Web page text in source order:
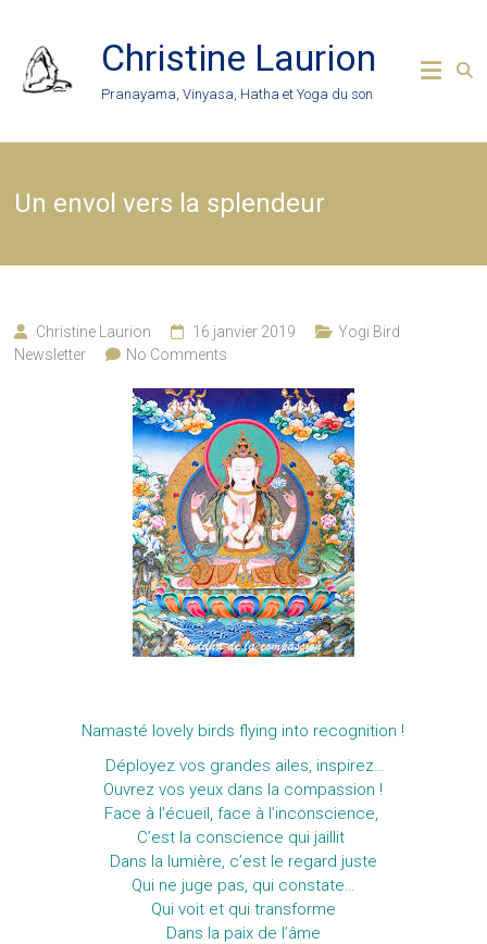
content
Christine Laurion
Pranayama, Vinyasa, Hatha et Yoga du son
Un envol vers la splendeur
Christine Laurion 16 janvier 2019
Yogi Bird
Newsletter
No Comments
Namasté lovely birds flying into recognition !
Déployez vos grandes ailes, inspirez…
Ouvrez vos yeux dans la compassion !
Face à l’écueil, face à l’inconscience,
C’est la conscience qui jaillit
Dans la lumière, c’est le regard juste
Qui ne juge pas, qui constate…
Qui voit et qui transforme
Dans la paix de l’âme